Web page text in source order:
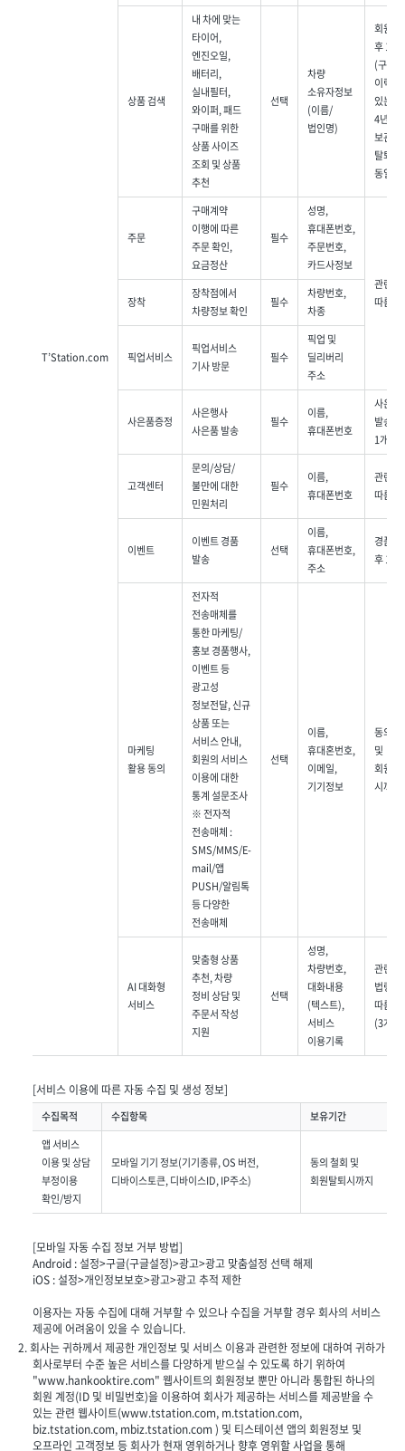
T’Station.com
상품 검색
내 차에 맞는
타이어,
엔진오일,
배터리,
실내필터,
와이퍼, 패드
구매를 위한
상품 사이즈
조회 및 상품
추천
선택
차량
소유자정보
(이름/
법인명)
회원탈
후 1개
(구매
이력이
있는
4년간
보관,
탈퇴는
동일)
주문
구매계약
이행에 따른
주문 확인,
요금정산
필수
성명,
휴대폰번호,
주문번호,
카드사정보
관련법
따름(5
장착
장착점에서
차량정보 확인
필수
차량번호,
차종
픽업서비스
픽업서비스
기사 방문
필수
픽업 및
딜리버리
주소
사은품증정
사은행사
사은품 발송
필수
이름,
휴대폰번호
사은품
발송 후
1개월
고객센터
문의/상담/
불만에 대한
민원처리
필수
이름,
휴대폰번호
관련법
따름(3
이벤트
이벤트 경품
발송
선택
이름,
휴대폰번호,
주소
경품
후 1개
마케팅
활용 동의
전자적
전송매체를
통한마케팅/
홍보 경품행사,
이벤트 등
광고성
정보전달, 신규
상품 또는
서비스 안내,
회원의 서비스
이용에 대한
통계 설문조사
※ 전자적
전송매체 :
SMS/MMS/E-
mail/앱
PUSH/알림톡
등 다양한
전송매체
선택
이름,
휴대혼번호,
이메일,
기기정보
동의
및
회원탈
시까지
AI 대화형
서비스
맞춤형 상품
추천, 차량
정비 상담 및
주문서 작성
지원
선택
성명,
차량번호,
대화내용
(텍스트),
서비스
이용기록
관련
법령에
따름
(3개월)
[서비스 이용에 따른 자동 수집 및 생성 정보]
수집목적 수집항목
보유기간
앱 서비스
이용 및 상담
부정이용
확인/방지
모바일 기기 정보(기기종류, OS 버전,
디바이스토큰, 디바이스ID, IP주소)
동의 철회 및
회원탈퇴시까지
[모바일 자동 수집 정보 거부 방법]
Android : 설정>구글(구글설정)>광고>광고 맞춤설정 선택 해제
iOS : 설정>개인정보보호>광고>광고 추적 제한
이용자는 자동 수집에 대해 거부할 수 있으나 수집을 거부할 경우 회사의 서비스
제공에 어려움이 있을 수 있습니다.
2. 회사는 귀하께서 제공한 개인정보 및 서비스 이용과 관련한 정보에 대하여 귀하가
회사로부터 수준 높은 서비스를 다양하게 받으실 수 있도록 하기 위하여
"www.hankooktire.com" 웹사이트의 회원정보 뿐만 아니라 통합된 하나의
회원 계정(ID 및 비밀번호)을 이용하여 회사가 제공하는 서비스를 제공받을 수
있는 관련 웹사이트(www.tstation.com, m.tstation.com,
biz.tstation.com, mbiz.tstation.com ) 및 티스테이션 앱의 회원정보 및
오프라인 고객정보 등 회사가 현재 영위하거나 향후 영위할 사업을 통해